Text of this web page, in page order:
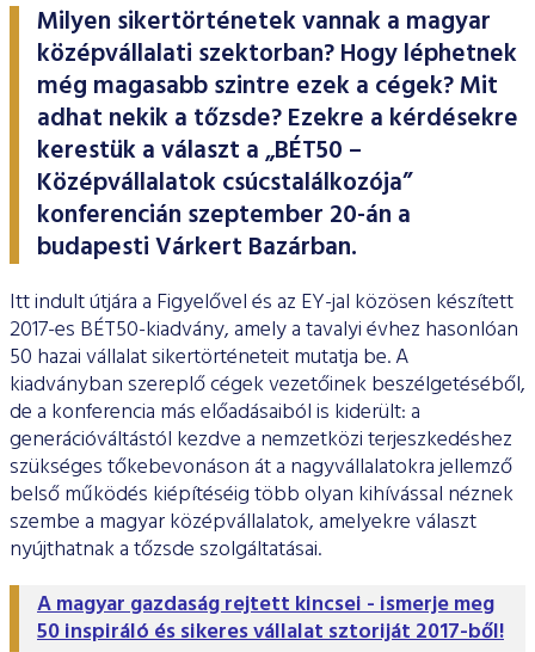
ESG Útmutató
Milyen sikertörténetek vannak a magyar
középvállalati szektorban? Hogy léphetnek
még magasabb szintre ezek a cégek? Mit
adhat nekik a tőzsde? Ezekre a kérdésekre
kerestük a választ a „BÉT50 –
Középvállalatok csúcstalálkozója”
konferencián szeptember 20-án a
budapesti Várkert Bazárban.
Itt indult útjára a Figyelővel és az EY-jal közösen készített
2017-es BÉT50-kiadvány, amely a tavalyi évhez hasonlóan
50 hazai vállalat sikertörténeteit mutatja be. A
kiadványban szereplő cégek vezetőinek beszélgetéséből,
de a konferencia más előadásaiból is kiderült: a
generációváltástól kezdve a nemzetközi terjeszkedéshez
szükséges tőkebevonáson át a nagyvállalatokra jellemző
belső működés kiépítéséig több olyan kihívással néznek
szembe a magyar középvállalatok, amelyekre választ
nyújthatnak a tőzsde szolgáltatásai.
A magyar gazdaság rejtett kincsei -ismerje meg
50 inspiráló és sikeres vállalat sztoriját 2017-ből!